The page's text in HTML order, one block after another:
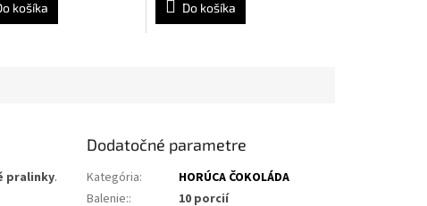
košíka Do košíka
pralinky.
Dodatočné parametre
Kategória:
HORÚCA ČOKOLÁDA
Balenie::
10 porcií